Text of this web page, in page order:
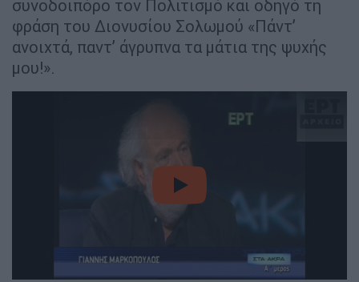
συνοδοιπόρο τον Πολιτισμό και οδηγό τη
φράση του Διονυσίου Σολωμού «Πάντ’
ανοιχτά, παντ’ άγρυπνα τα μάτια της ψυχής
μου!».
video